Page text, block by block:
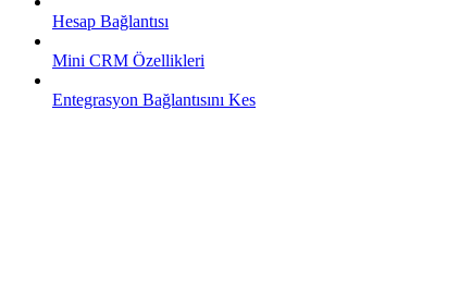
Hesap Bağlantısı
Mini CRM Özellikleri
Entegrasyon Bağlantısını Kes